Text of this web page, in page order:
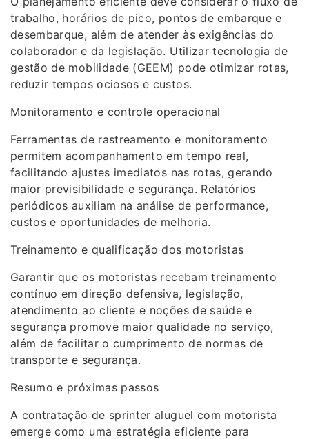
trabalho, horários de pico, pontos de embarque e
desembarque, além de atender às exigências do
colaborador e da legislação. Utilizar tecnologia de
gestão de mobilidade (GEEM) pode otimizar rotas,
reduzir tempos ociosos e custos.
Monitoramento e controle operacional
Ferramentas de rastreamento e monitoramento
permitem acompanhamento em tempo real,
facilitando ajustes imediatos nas rotas, gerando
maior previsibilidade e segurança. Relatórios
periódicos auxiliam na análise de performance,
custos e oportunidades de melhoria.
Treinamento e qualificação dos motoristas
Garantir que os motoristas recebam treinamento
contínuo em direção defensiva, legislação,
atendimento ao cliente e noções de saúde e
segurança promove maior qualidade no serviço,
além de facilitar o cumprimento de normas de
transporte e segurança.
Resumo e próximas passos
A contratação de sprinter aluguel com motorista
emerge como uma estratégia eficiente para